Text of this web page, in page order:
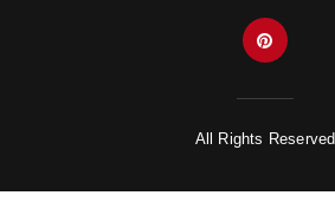
All Rights Reserved